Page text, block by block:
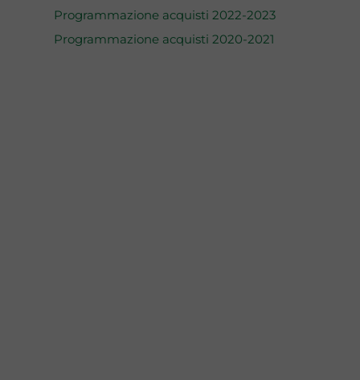
Programmazione acquisti 2022-2023
Programmazione acquisti 2020-2021